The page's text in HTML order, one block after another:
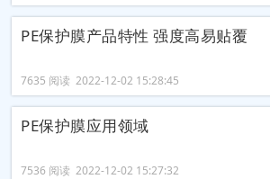
PE保护膜产品特性 强度高易贴覆
7635 阅读 2022-12-02 15:28:45
PE保护膜应用领域
7536 阅读 2022-12-02 15:27:32